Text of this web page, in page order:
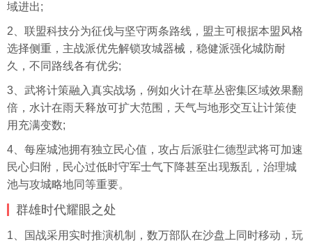
域进出;
2、联盟科技分为征伐与坚守两条路线，盟主可根据本盟风格
选择侧重，主战派优先解锁攻城器械，稳健派强化城防耐
久，不同路线各有优劣;
3、武将计策融入真实战场，例如火计在草丛密集区域效果翻
倍，水计在雨天释放可扩大范围，天气与地形交互让计策使
用充满变数;
4、每座城池拥有独立民心值，攻占后派驻仁德型武将可加速
民心归附，民心过低时守军士气下降甚至出现叛乱，治理城
池与攻城略地同等重要。
群雄时代耀眼之处
1、国战采用实时推演机制，数万部队在沙盘上同时移动，玩